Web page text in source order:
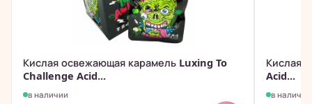
Кислая освежающая карамель Luxing To
Challenge Acid...
в наличии
Кислая
Acid...
в наличии